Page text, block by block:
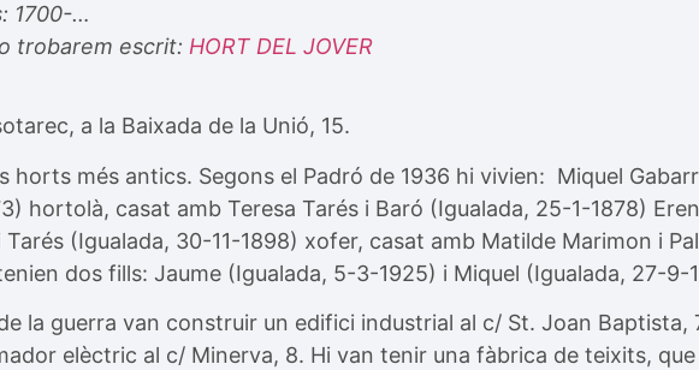
1700-…
trobarem escrit: HORT DEL JOVER
a la Baixada de la Unió, 15.
horts més antics. Segons el Padró de 1936 hi vivien: Miquel
hortolà, casat amb Teresa Tarés i Baró (Igualada, 25-1-1878)
Tarés (Igualada, 30-11-1898) xofer, casat amb Matilde Marimon i
dos fills: Jaume (Igualada, 5-3-1925) i Miquel (Igualada, 27-9-
la guerra van construir un edifici industrial al c/ St. Joan Baptista,
elèctric al c/ Minerva, 8. Hi van tenir una fàbrica de teixits,